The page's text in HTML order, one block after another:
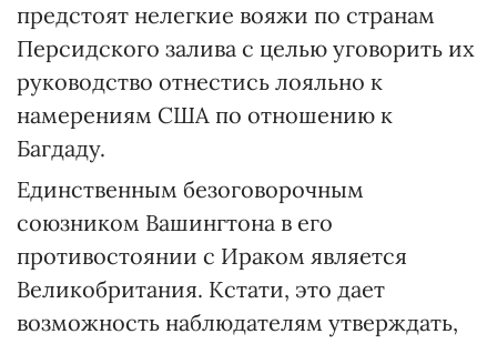
предстоят нелегкие вояжи по странам
Персидского залива с целью уговорить их
руководство отнестись лояльно к
намерениям США по отношению к
Багдаду.
Единственным безоговорочным
союзником Вашингтона в его
противостоянии с Ираком является
Великобритания. Кстати, это дает
возможность наблюдателям утверждать,